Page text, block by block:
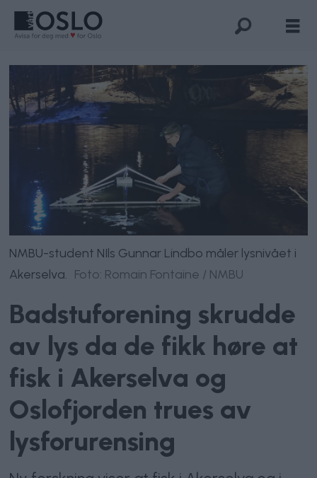
NMBU-student NIls Gunnar Lindbo måler lysnivået i
Akerselva.
Foto: Romain Fontaine / NMBU
Badstuforening skrudde
av lys da de fikk høre at
fisk i Akerselva og
Oslofjorden trues av
lysforurensing